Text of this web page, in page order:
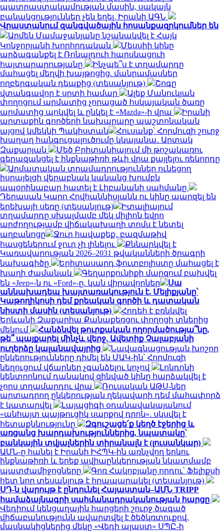
պատրաստակամության մասին, սակայն
բանակցություններ չեն եղել. Իրանի ԱԳՆ
Վրաստանում զանգվածային հոսանքազրկումներ են
Արմեն Մամաջանյանը նշանակվել է Հայկ
Կոնջորյանի խորհրդական
Մեսսիի կինը
արձագանքել է Ռոնալդուի հարսնացուի
հայտարարությանը
Ինչպե՞ս է տղամարդը
մահացել մեղվի խայթոցից. մանրամասներ
ողբերգական դեպքից (տեսանյութ)
Շոգը
վտանգավոր է սրտի համար
Ալեք Մանուկյան
փողոցում արմատից չորացած հսկայական ծառը
արմատից պոկվել և ընկել է «Mazda»-ի վրա
Իրանի
արտաքին գործերի նախարարը պաշտոնական
այցով կմեկնի Պակիստան
Հուսանք՝ Հորմուզի շուրջ
խաղաղ հանգուցալուծումը կկայանա․ Արտակ
Զաքարյան
Մեծ Բրիտանիայում մի թոշակառու
գերազանցել է ինքնաթիռի թևի վրա քայլելու ռեկորդը
Արմատական տրամադրություններ ունեցող
իսրայելցի վերաբնակ կանանց խումբն
ապօրինաբար հատել է Լիբանանի սահմանը
Դերասան Կարո Հովհաննիսյանն ու կինը պարզել են
երեխայի սեռը (տեսանյութ)
Իտալիայում
տղամարդը սխալմամբ մեկ միլիոն եվրո
արժողությամբ վիճակախաղի տոմս է նետել
աղբանոցը
Ջուր հավաքեք․ բազմաթիվ
հասցեներում ջուր չի լինելու
Քննարկվել է
Կառավարության 2026–2031 թվականների ծրագրի
նախագիծը
Երիտասարդ ֆուտբոլիստը մահացել է
խաղի ժամանակ
Գեղարքունիքի մարզում բախվել
են «Jeep»-ն ու «Ford»-ը. կան վիրավորներ
Սա
աննախադեպ խայտառակություն է. Մելիքյանը՝
Կաթողիկոսի դեմ քրեական գործի և դատական
նիստի մասին (տեսանյութ)
Հրդեհ է բռնկվել
Երևանի Զաքարիա Քանաքեռցու փողոցի տներից
մեկում
Հանձնվել թուրքական ողորմածությա՞նը,
թե՞ պայքարել մինչև վերջ. Ավետիք Չալաբյանի
ուղերձը կալանավայրից
Նավագնացության խոշոր
ընկերությունները դիմել են ՄԱԿ-ին՝ Հորմուզի
նեղուցում վճարներ չգանձելու կոչով
Լոնդոնի
կենտրոնում դանակով զինված կինը հարձակվել է
չորս տղամարդու վրա
Ռուսական ԱԹՍ-ներ
արտադրող ընկերության ղեկավարի դեմ մահափորձ
է կատարվել
Լայպցիգի օդանավակայանում
«անհայտ պայթուցիկ սարքով դրոն». սկսվել է
հետաքննությունը
Զգուշացե՛ք կեղծ էջերից և
առցանց խարդախություններից, նպատակը՝
բանկային տվյալներին տիրանալն է (լուսանկար)
ԱՄՆ-ը հանել է Իրանի ԻՀՊԿ-ին առնչվող երկու
ինքնաթիռի և երեք ավիաընկերության նկատմամբ
պատժամիջոցները
Գոռ Հակոբյանը որդու՝ Ֆելիքսի
հետ նոր տեսանյութ է հրապարակել (տեսանյութ)
ՍԴ-ն վարույթ է ընդունել Հայաստան–ԱՄՆ TRIPP
համաձայնագրի սահմանադրականության հարցը
Վեդիում կենցաղային հարցերի շուրջ ծագած
վիճաբանությունն ավարտվել է ծեծկռտուքով.
մասնակիցներից մեկը «Վեդի պլաստ» ՍՊԸ-ի